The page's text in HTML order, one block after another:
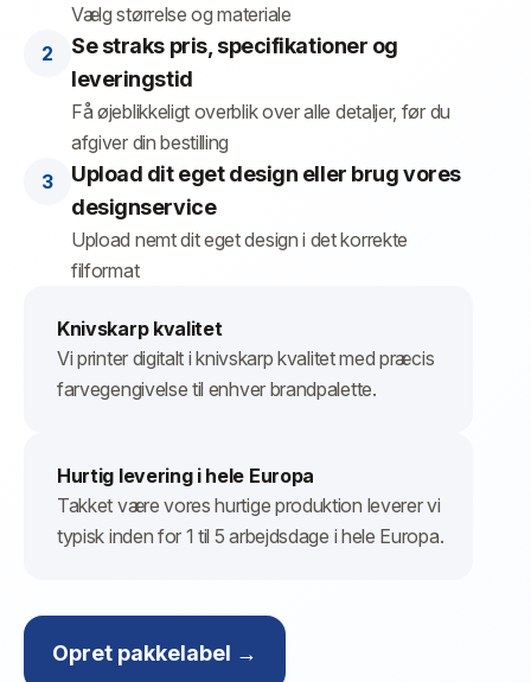
Vælg størrelse og materiale
Se straks pris, specifikationer og
leveringstid
Få øjeblikkeligt overblik over alle detaljer, før du
afgiver din bestilling
Upload dit eget design eller brug vores
designservice
Upload nemt dit eget design i det korrekte
filformat
Knivskarp kvalitet
Vi printer digitalt i knivskarp kvalitet med præcis
farvegengivelse til enhver brandpalette.
Hurtig levering i hele Europa
Takket være vores hurtige produktion leverer vi
typisk inden for 1 til 5 arbejdsdage i hele Europa.
Opret pakkelabel →